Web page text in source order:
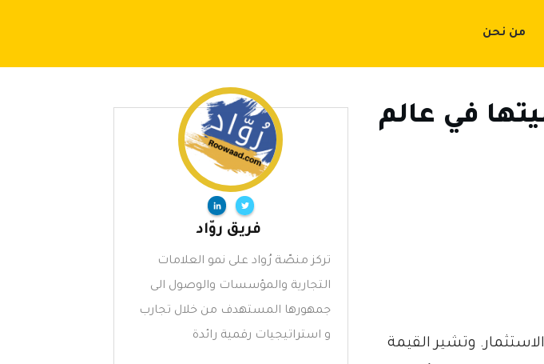
من نحن
في عالم
وتشير القيمة
فريق روّاد
تركز منصّة رُواد على نمو العلامات
التجارية والمؤسسات والوصول الى
جمهورها المستهدف من خلال تجارب
و استراتيجيات رقمية رائدة